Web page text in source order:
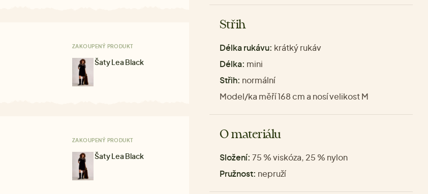
ZAKOUPENÝ PRODUKT
Šaty Lea Black
ZAKOUPENÝ PRODUKT
Šaty Lea Black
Střih
Délka rukávu: krátký rukáv
Délka: mini
Střih: normální
Model/ka měří 168 cm a nosí velikost M
O materiálu
Složení: 75 % viskóza, 25 % nylon
Pružnost: nepruží